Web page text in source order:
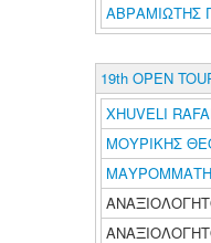
ΑΒΡΑΜΙΩΤΗΣ
19th OPEN
XHUVELI
ΜΟΥΡΙΚΗΣ